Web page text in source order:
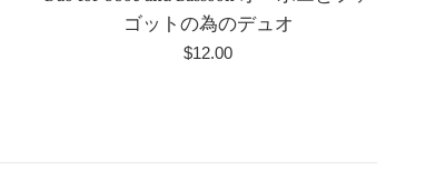
ゴットの為のデュオ
Normaler
$12.00